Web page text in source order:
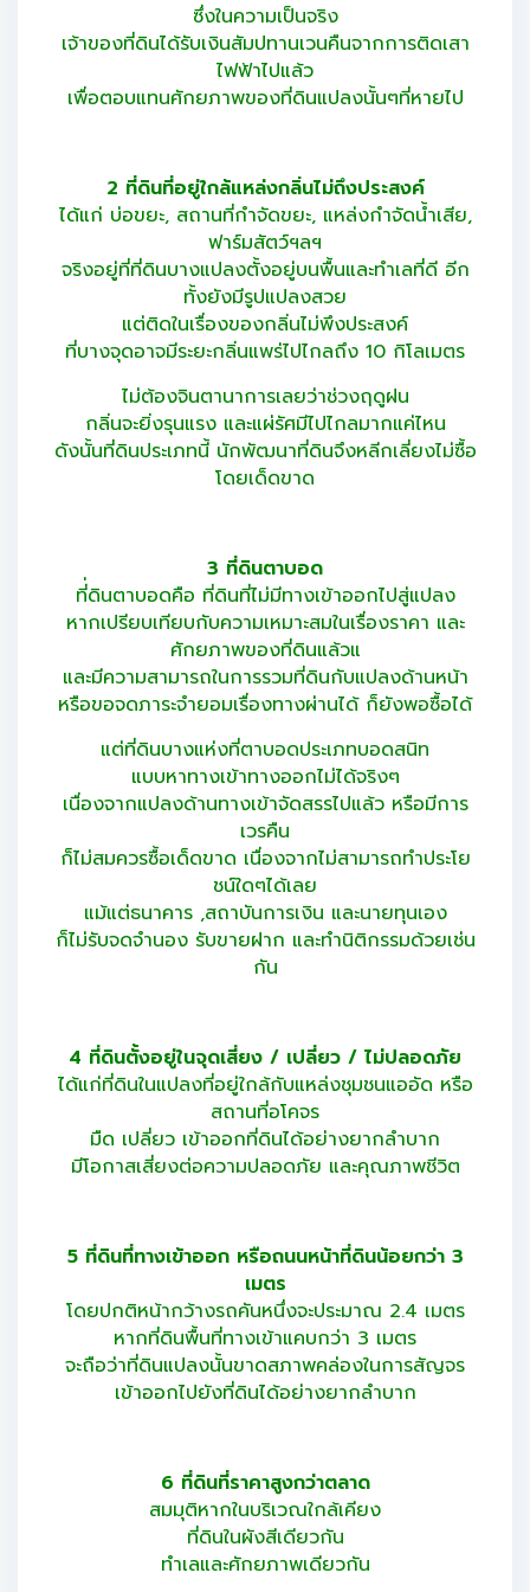
ซึ่งในความเป็นจริง
เจ้าของที่ดินได้รับเงินสัมปทานเวนคืนจากการติดเสา
ไฟฟ้าไปแล้ว
เพื่อตอบแทนศักยภาพของที่ดินแปลงนั้นๆที่หายไป
2 ที่ดินที่อยู่ใกล้แหล่งกลิ่นไม่ถึงประสงค์
ได้แก่ บ่อขยะ, สถานที่กำจัดขยะ, แหล่งกำจัดน้ำเสีย,
ฟาร์มสัตว์ฯลฯ
จริงอยู่ที่ที่ดินบางแปลงตั้งอยู่บนพื้นและทำเลที่ดี อีก
ทั้งยังมีรูปแปลงสวย
แต่ติดในเรื่องของกลิ่นไม่พึงประสงค์
ที่บางจุดอาจมีระยะกลิ่นแพร่ไปไกลถึง 10 กิโลเมตร
ไม่ต้องจินตานาการเลยว่าช่วงฤดูฝน
กลิ่นจะยิ่งรุนแรง และแผ่รัศมีไปไกลมากแค่ไหน
ดังนั้นที่ดินประเภทนี้ นักพัฒนาที่ดินจึงหลีกเลี่ยงไม่ซื้อ
โดยเด็ดขาด
3 ที่ดินตาบอด
ที่่ดินตาบอดคือ ที่ดินที่ไม่มีทางเข้าออกไปสู่แปลง
หากเปรียบเทียบกับความเหมาะสมในเรื่องราคา และ
ศักยภาพของที่ดินแล้วแ
และมีความสามารถในการรวมที่ดินกับแปลงด้านหน้า
หรือขอจดภาระจำยอมเรื่องทางผ่านได้ ก็ยังพอซื้อได้
แต่ที่ดินบางแห่งที่ตาบอดประเภทบอดสนิท
แบบหาทางเข้าทางออกไม่ได้จริงๆ
เนื่องจากแปลงด้านทางเข้าจัดสรรไปแล้ว หรือมีการ
เวรคืน
ก็ไม่สมควรซื้อเด็ดขาด เนื่องจากไม่สามารถทำประโย
ชน์ใดๆได้เลย
แม้แต่ธนาคาร ,สถาบันการเงิน และนายทุนเอง
ก็ไม่รับจดจำนอง รับขายฝาก และทำนิติกรรมด้วยเช่น
กัน
4 ที่ดินตั้งอยู่ในจุดเสี่ยง / เปลี่ยว / ไม่ปลอดภัย
ได้แก่ที่ดินในแปลงที่อยู่ใกล้กับแหล่งชุมชนแออัด หรือ
สถานที่อโคจร
มืด เปลี่ยว เข้าออกที่ดินได้อย่างยากลำบาก
มีโอกาสเสี่ยงต่อความปลอดภัย และคุณภาพชีวิต
5 ที่ดินที่ทางเข้าออก หรือถนนหน้าที่ดินน้อยกว่า 3
เมตร
โดยปกติหน้ากว้างรถคันหนึ่งจะประมาณ 2.4 เมตร
หากที่ดินพื้นที่ทางเข้าแคบกว่า 3 เมตร
จะถือว่าที่ดินแปลงนั้นขาดสภาพคล่องในการสัญจร
เข้าออกไปยังที่ดินได้อย่างยากลำบาก
6 ที่ดินที่ราคาสูงกว่าตลาด
สมมุติหากในบริเวณใกล้เคียง
ที่ดินในผังสีเดียวกัน
ทำเลและศักยภาพเดียวกัน